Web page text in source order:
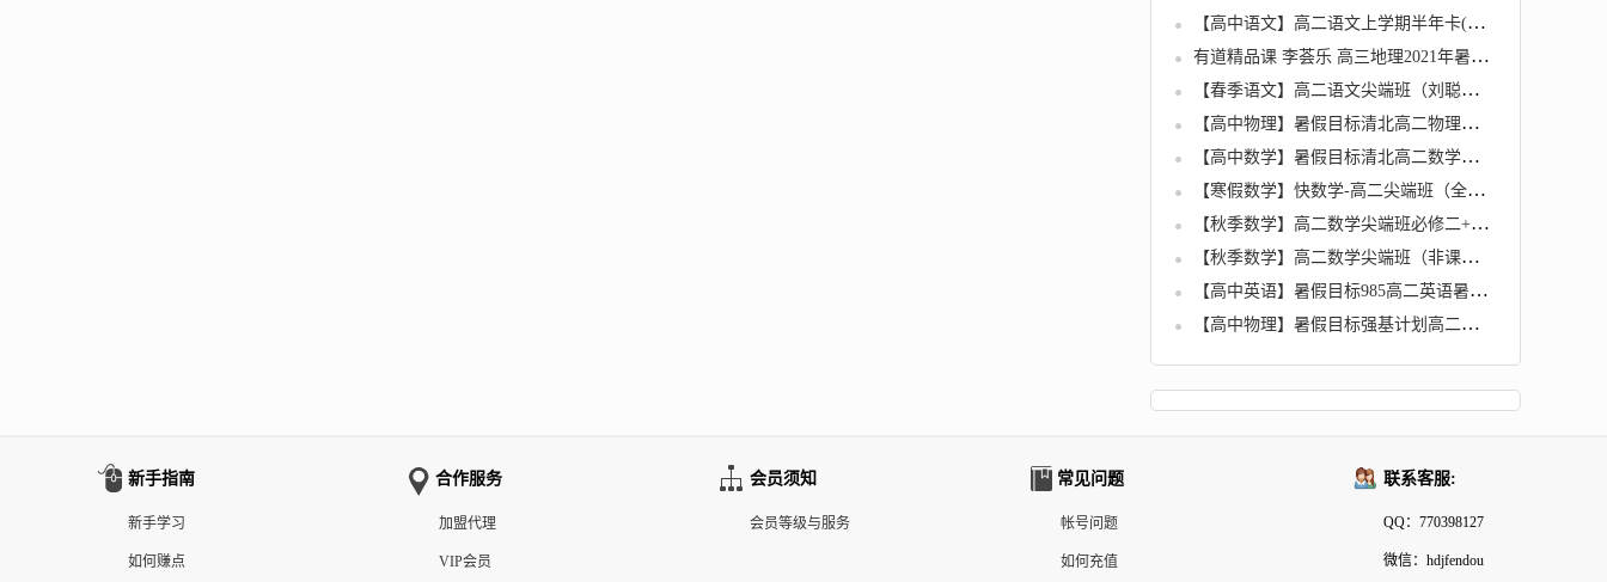
【高中语文】高二语文上学期半年卡(考试体系)全20讲
有道精品课 李荟乐 高三地理2021年暑期班（2022高考）
【春季语文】高二语文尖端班（刘聪）名师讲座
【高中物理】暑假目标清北高二物理暑假杨鑫涛直播班12讲
【高中数学】暑假目标清北高二数学暑假孙墨漪直播班12讲
【寒假数学】快数学-高二尖端班（全国通用版）（张华）名师讲座
【秋季数学】高二数学尖端班必修二+选修2-1（祖少磊）
【秋季数学】高二数学尖端班（非课改）张华名师讲座
【高中英语】暑假目标985高二英语暑假昆尼直播班12讲
【高中物理】暑假目标强基计划高二物理暑假于鲲鹏直播班二期12讲
新手指南
新手学习
如何赚点
合作服务
加盟代理
VIP会员
会员须知
会员等级与服务
常见问题
帐号问题
如何充值
联系客服:
QQ：770398127
微信：hdjfendou